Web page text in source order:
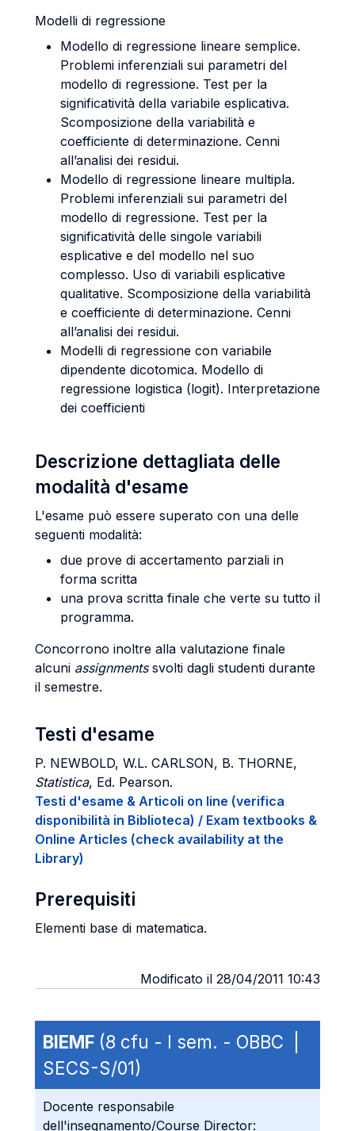
Modelli di regressione
Modello di regressione lineare semplice.
Problemi inferenziali sui parametri del
modello di regressione. Test per la
significatività della variabile esplicativa.
Scomposizione della variabilità e
coefficiente di determinazione. Cenni
all’analisi dei residui.
Modello di regressione lineare multipla.
Problemi inferenziali sui parametri del
modello di regressione. Test per la
significatività delle singole variabili
esplicative e del modello nel suo
complesso. Uso di variabili esplicative
qualitative. Scomposizione della variabilità
e coefficiente di determinazione. Cenni
all’analisi dei residui.
Modelli di regressione con variabile
dipendente dicotomica. Modello di
regressione logistica (logit). Interpretazione
dei coefficienti
Descrizione dettagliata delle
modalità d'esame
L'esame può essere superato con una delle
seguenti modalità:
due prove di accertamento parziali in
forma scritta
una prova scritta finale che verte su tutto il
programma.
Concorrono inoltre alla valutazione finale
alcuni assignmentssvolti dagli studenti durante
il semestre.
Testi d'esame
P. NEWBOLD, W.L. CARLSON, B. THORNE,
Statistica, Ed. Pearson.
Testi d'esame & Articoli on line (verifica
disponibilità in Biblioteca) / Exam textbooks &
Online Articles (check availability at the
Library)
Prerequisiti
Elementi base di matematica.
Modificato il 28/04/2011 10:43
BIEMF (8 cfu - I sem. - OBBC |
SECS-S/01)
Docente responsabile
dell'insegnamento/Course Director: